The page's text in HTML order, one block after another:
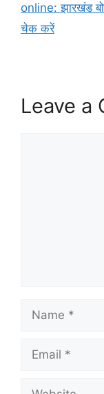
online: झारखंड
चेक करें
Leave a
Name
Email
Website